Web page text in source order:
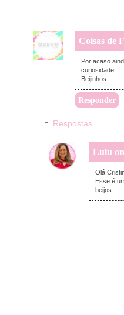
Coisas de
Por acaso
curiosidade.
Beijinhos
Responder
Respostas
Lulu
Olá
Esse é
beijos